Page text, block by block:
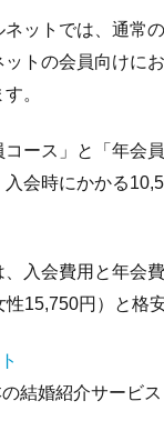
ネットでは、通常
トの会員向けに
。
ース」と「年会
会時にかかる
入会費用と年会
15,750円）と格
結婚紹介サービス